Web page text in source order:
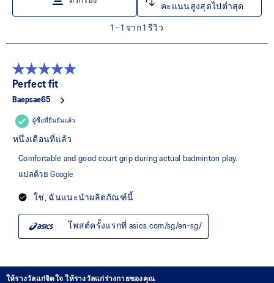
ให้รางวัลแก่จิตใจ ให้รางวัลแก่ร่างกายของคุณ